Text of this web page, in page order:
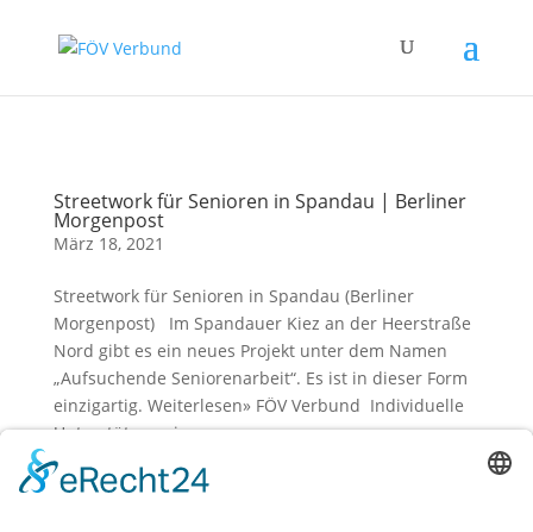
Streetwork für Senioren in Spandau | Berliner
Morgenpost
März 18, 2021
Streetwork für Senioren in Spandau (Berliner
Morgenpost) Im Spandauer Kiez an der Heerstraße
Nord gibt es ein neues Projekt unter dem Namen
„Aufsuchende Seniorenarbeit“. Es ist in dieser Form
einzigartig. Weiterlesen» FÖV Verbund Individuelle
Unterstützung im...